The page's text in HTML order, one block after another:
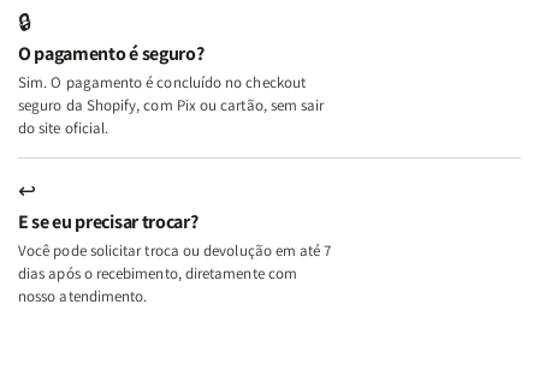
Lar
Lar
🔒
O pagamento é seguro?
Sim. O pagamento é concluído no checkout
seguro da Shopify, com Pix ou cartão, sem sair
do site oficial.
↩
E se eu precisar trocar?
Você pode solicitar troca ou devolução em até 7
dias após o recebimento, diretamente com
nosso atendimento.